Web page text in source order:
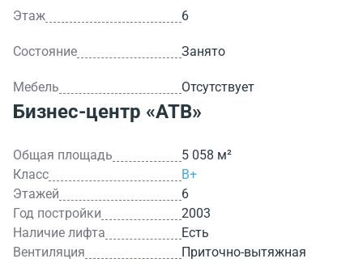
Этаж 6
Состояние Занято
Мебель Отсутствует
Бизнес-центр «АТВ»
Общая площадь
5 058 м²
Класс
B+
Этажей
6
Год постройки
2003
Наличие лифта
Есть
Вентиляция
Приточно-вытяжная